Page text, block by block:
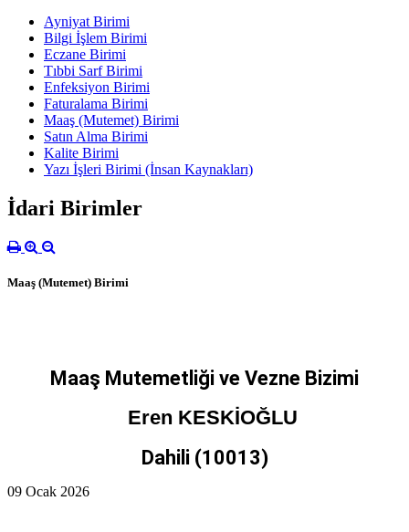
Ayniyat Birimi
Bilgi İşlem Birimi
Eczane Birimi
Tıbbi Sarf Birimi
Enfeksiyon Birimi
Faturalama Birimi
Maaş (Mutemet) Birimi
Satın Alma Birimi
Kalite Birimi
Yazı İşleri Birimi (İnsan Kaynakları)
İdari Birimler
Maaş (Mutemet) Birimi
Maaş Mutemetliği ve Vezne Bizimi
Eren KESKİOĞLU
Dahili (10013)
09 Ocak 2026